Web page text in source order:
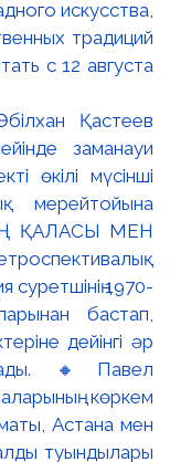
искусства,
традиций
с 12 августа